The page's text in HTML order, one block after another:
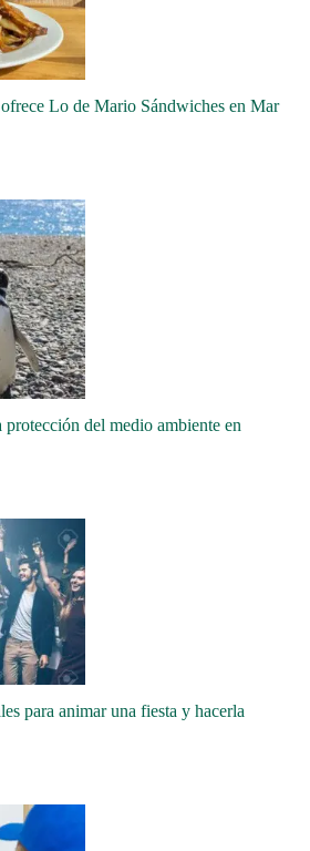
Lo de Mario Sándwiches en Mar
del medio ambiente en
para animar una fiesta y hacerla